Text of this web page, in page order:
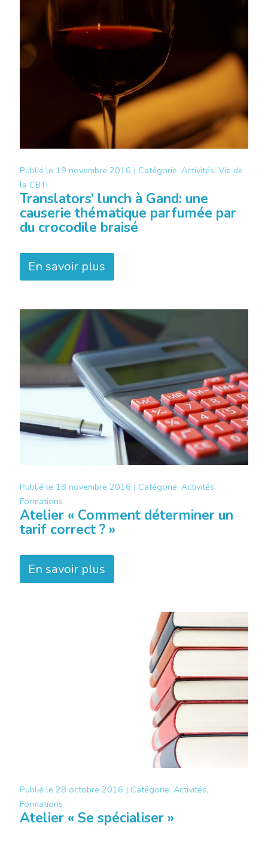
Publié le 19 novembre 2016 | Catégorie: Activités, Vie de
la CBTI
Translators’ lunch à Gand: une
causerie thématique parfumée par
du crocodile braisé
En savoir plus
Publié le 18 novembre 2016 | Catégorie: Activités,
Formations
Atelier « Comment déterminer un
tarif correct ? »
En savoir plus
Publié le 28 octobre 2016 | Catégorie: Activités,
Formations
Atelier « Se spécialiser »